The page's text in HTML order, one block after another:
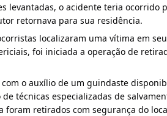
levantadas, o acidente teria ocorrido
retornava para sua residência.
localizaram uma vítima em
foi iniciada a operação de
o auxílio de um guindaste
técnicas especializadas de
foram retirados com segurança do